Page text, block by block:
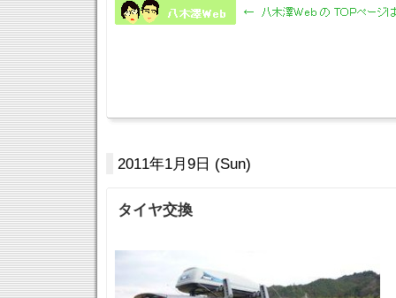
2011年1月9日 (Sun)
タイヤ交換